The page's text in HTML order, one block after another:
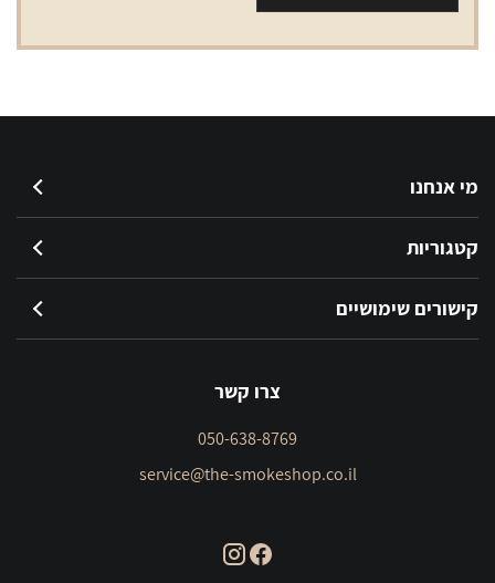
מי אנחנו
קטגוריות
קישורים שימושיים
צרו קשר
050-638-8769
service@the-smokeshop.co.il